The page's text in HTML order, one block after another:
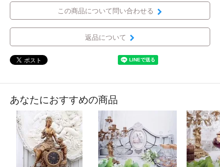
この商品について問い合わせる
返品について
あなたにおすすめの商品